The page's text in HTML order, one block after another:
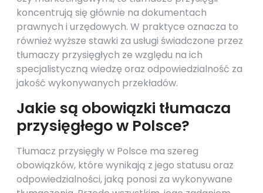
koncentrują się głównie na dokumentach
prawnych i urzędowych. W praktyce oznacza to
również wyższe stawki za usługi świadczone przez
tłumaczy przysięgłych ze względu na ich
specjalistyczną wiedzę oraz odpowiedzialność za
jakość wykonywanych przekładów.
Jakie są obowiązki tłumacza
przysięgłego w Polsce?
Tłumacz przysięgły w Polsce ma szereg
obowiązków, które wynikają z jego statusu oraz
odpowiedzialności, jaką ponosi za wykonywane